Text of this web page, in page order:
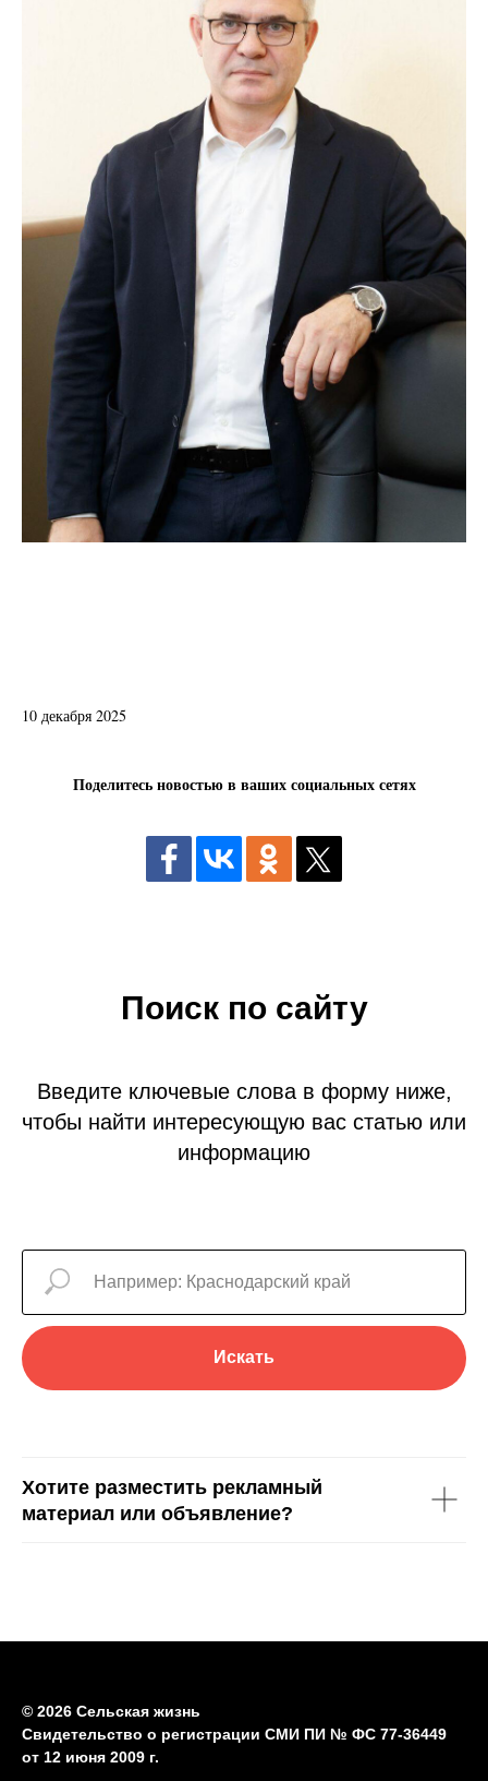
10 декабря 2025
Поделитесь новостью в ваших социальных сетях
Поиск по сайту
Введите ключевые слова в форму ниже,
чтобы найти интересующую вас статью или
информацию
Искать
Хотите разместить рекламный
материал или объявление?
© 2026 Сельская жизнь
Свидетельство о регистрации СМИ ПИ № ФС 77-36449
от 12 июня 2009 г.